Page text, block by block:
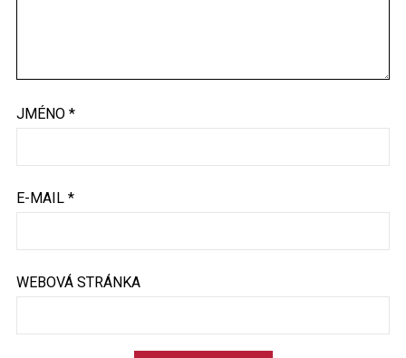
JMÉNO *
E-MAIL *
WEBOVÁ STRÁNKA